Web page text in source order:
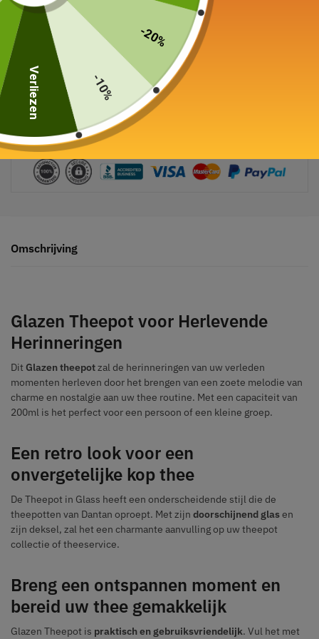
Veilige betaling gegarandeerd
Omschrijving
Glazen Theepot voor Herlevende
Herinneringen
Dit Glazen theepotzal de herinneringen van uw verleden
momenten herleven door het brengen van een zoete melodie van
charme en nostalgie aan uw thee routine. Met een capaciteit van
200ml is het perfect voor een persoon of een kleine groep.
Een retro look voor een
onvergetelijke kop thee
De Theepot in Glass heeft een onderscheidende stijl die de
theepotten van Dantan oproept. Met zijn doorschijnend glasen
zijn deksel, zal het een charmante aanvulling op uw theepot
collectie of theeservice.
Breng een ontspannen moment en
bereid uw thee gemakkelijk
Glazen Theepot is praktisch en gebruiksvriendelijk. Vul het met
-20%
-10%
Verliezen